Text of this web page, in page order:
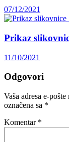
07/12/2021
Prikaz
11/10/2021
Odgovori
Vaša adresa e-
označena sa *
Komentar *